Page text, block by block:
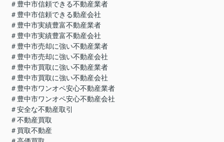
＃豊中市信頼できる不動産業者
＃豊中市信頼できる動産会社
＃豊中市実績豊富不動産業者
＃豊中市実績豊富不動産会社
＃豊中市売却に強い不動産業者
＃豊中市売却に強い不動産会社
＃豊中市買取に強い不動産業者
＃豊中市買取に強い不動産会社
＃豊中市ワンオペ安心不動産業者
＃豊中市ワンオペ安心不動産会社
＃安全な不動産取引
＃不動産買取
＃買取不動産